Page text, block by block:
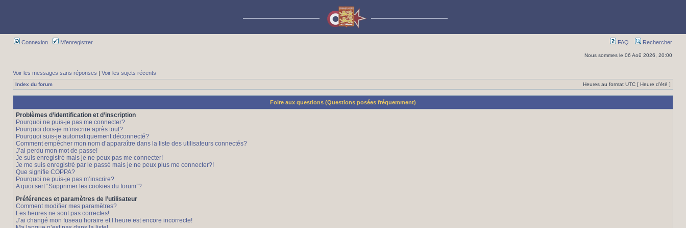
Connexion M’enregistrer FAQ Rechercher
Nous sommes le 06 Aoû 2026, 20:00
Voir les messages sans réponses | Voir les sujets récents
Index du forum Heures au format UTC [ Heure d’été ]
Foire aux questions (Questions posées fréquemment)
Problèmes d’identification et d’inscription
Pourquoi ne puis-je pas me connecter?
Pourquoi dois-je m’inscrire après tout?
Pourquoi suis-je automatiquement déconnecté?
Comment empêcher mon nom d’apparaître dans la liste des utilisateurs connectés?
J’ai perdu mon mot de passe!
Je suis enregistré mais je ne peux pas me connecter!
Je me suis enregistré par le passé mais je ne peux plus me connecter?!
Que signifie COPPA?
Pourquoi ne puis-je pas m’inscrire?
A quoi sert “Supprimer les cookies du forum”?
Préférences et paramètres de l’utilisateur
Comment modifier mes paramètres?
Les heures ne sont pas correctes!
J’ai changé mon fuseau horaire et l’heure est encore incorrecte!